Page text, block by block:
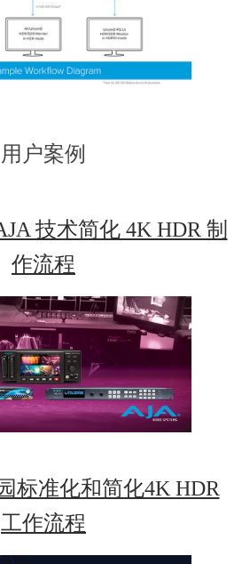
用户案例
技术简化 4K HDR 制
作流程
标准化和简化4K HDR
工作流程